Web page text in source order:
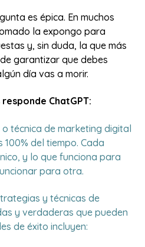
es épica. En muchos
la expongo para
y, sin duda, la que más
garantizar que debes
día vas a morir.
ChatGPT:
técnica de marketing digital
del tiempo. Cada
y lo que funciona para
para otra.
y técnicas de
y verdaderas que pueden
de éxito incluyen: